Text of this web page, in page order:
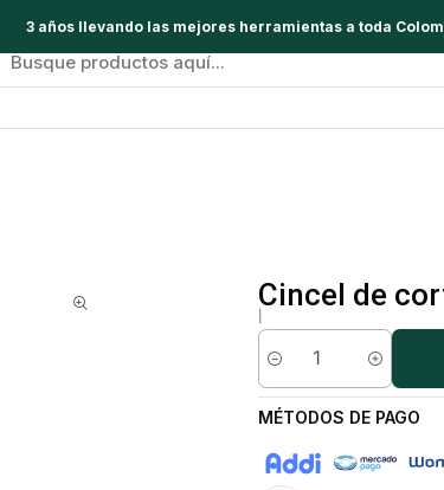
3 años llevando las mejores herramientas a toda
Cincel de
Cantidad
MÉTODOS DE PAGO